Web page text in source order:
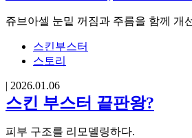
쥬브아셀 눈밑 꺼짐과 주름을 함께 개
스킨부스터
스토리
| 2026.01.06
스킨 부스터 끝판왕?
피부 구조를 리모델링하다.